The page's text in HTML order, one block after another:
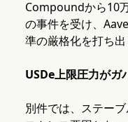
Compoundから10
の事件を受け、
準の厳格化を打ち出
USDe上限圧力がガ
別件では、ステー